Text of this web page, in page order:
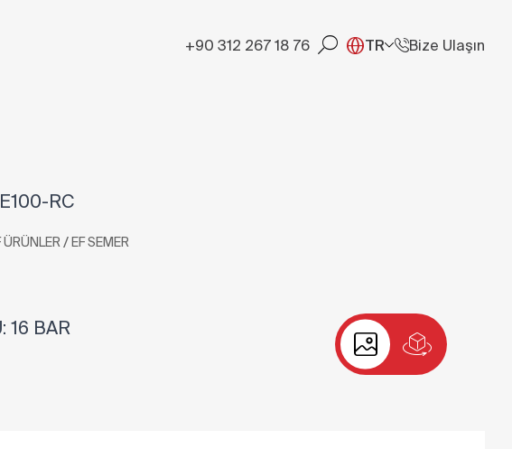
+90 312 267 18 76 TR Bize Ulaşın
RC
ÜRÜNLER / EF SEMER
16 BAR